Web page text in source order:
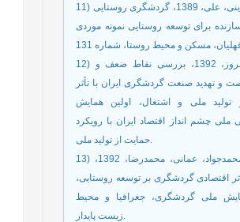
11) شمس الدینی، علی، 1389، گردشگری روستایی
برای توسعه روستایی نمونه موردی
12) عارف، بهروز، 1392، بررسی نقاط ضعف و
و تهدید صنعت گردشگری ایران با تأثر
تولید ملی و اشتغال، اولین همایش
ملی چشم انداز اقتصاد ایران با رویکرد
حمایت از تولید ملی.
13) فاضلی، محمدجواد، عمانی، محمدرضا، 1392،
اقتصادی گردشگری بر توسعه روستایی،
ملی گردشگری، جغرافیا و محیط
زیست پایدار.